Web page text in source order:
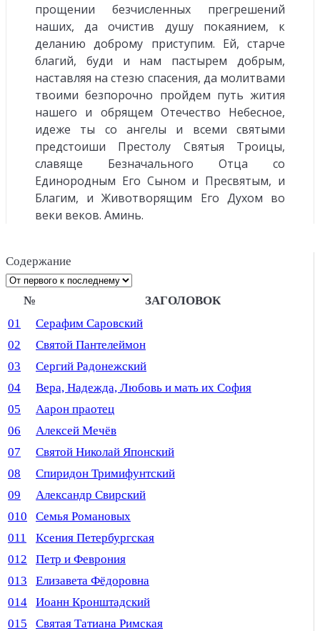
прощении безчисленных прегрешений
наших, да очистив душу покаянием, к
деланию доброму приступим. Ей, старче
благий, буди и нам пастырем добрым,
наставляя на стезю спасения, да молитвами
твоими безпорочно пройдем путь жития
нашего и обрящем Отечество Небесное,
идеже ты со ангелы и всеми святыми
предстоиши Престолу Святыя Троицы,
славяще Безначального Отца со
Единородным Его Сыном и Пресвятым, и
Благим, и Животворящим Его Духом во
веки веков. Аминь.
Содержание
№
ЗАГОЛОВОК
01
Серафим Саровский
02
Святой Пантелеймон
03
Сергий Радонежский
04
Вера, Надежда, Любовь и мать их София
05
Аарон праотец
06
Алексей Мечёв
07
Святой Николай Японский
08
Спиридон Тримифунтский
09
Александр Свирский
010
Семья Романовых
011
Ксения Петербургская
012
Петр и Феврония
013
Елизавета Фёдоровна
014
Иоанн Кронштадский
015
Святая Татиана Римская